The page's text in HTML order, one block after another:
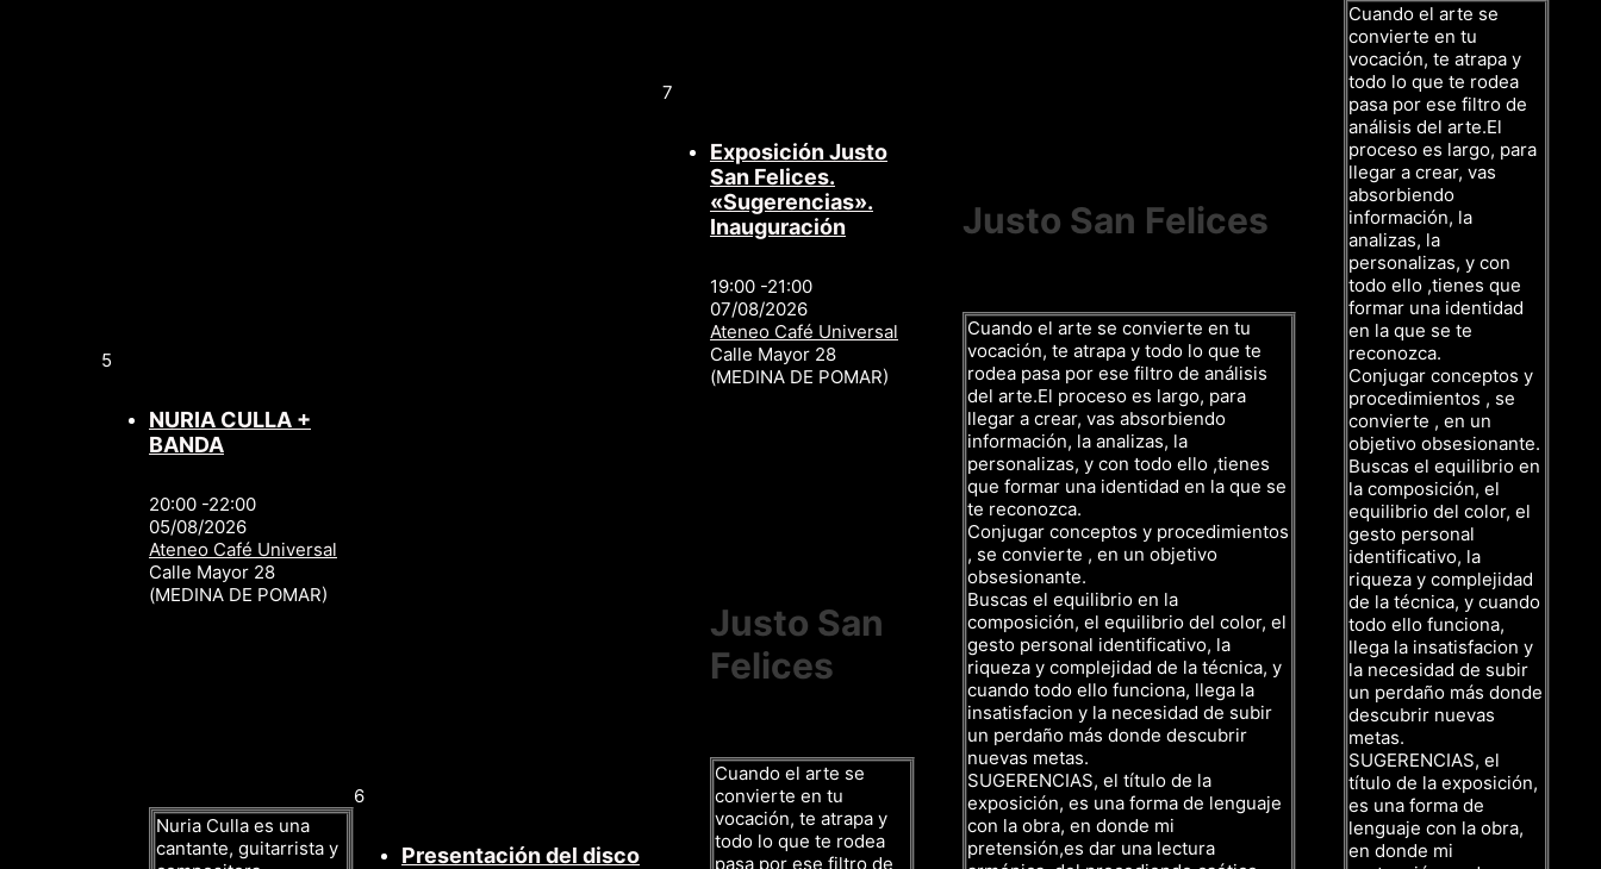
5
NURIA CULLA +
BANDA
20:00 -22:00
05/08/2026
Ateneo Café Universal
Calle Mayor 28
(MEDINA DE POMAR)
Nuria Culla es una
cantante, guitarrista y
6
Presentación del disco
7
Exposición Justo
San Felices.
«Sugerencias».
Inauguración
19:00 -21:00
07/08/2026
Ateneo Café Universal
Calle Mayor 28
(MEDINA DE POMAR)
Justo San
Felices
Cuando el arte se
convierte en tu
vocación, te atrapa y
todo lo que te rodea
pasa por ese filtro de
Justo San Felices
Cuando el arte se convierte en tu
vocación, te atrapa y todo lo que te
rodea pasa por ese filtro de análisis
del arte.El proceso es largo, para
llegar a crear, vas absorbiendo
información, la analizas, la
personalizas, y con todo ello ,tienes
que formar una identidad en la que se
te reconozca.
Conjugar conceptos y procedimientos
, se convierte , en un objetivo
obsesionante.
Buscas el equilibrio en la
composición, el equilibrio del color, el
gesto personal identificativo, la
riqueza y complejidad de la técnica, y
cuando todo ello funciona, llega la
insatisfacion y la necesidad de subir
un perdaño más donde descubrir
nuevas metas.
SUGERENCIAS, el título de la
exposición, es una forma de lenguaje
con la obra, en donde mi
pretensión,es dar una lectura
Cuando el arte se
convierte en tu
vocación, te atrapa y
todo lo que te rodea
pasa por ese filtro de
análisis del arte.El
proceso es largo, para
llegar a crear, vas
absorbiendo
información, la
analizas, la
personalizas, y con
todo ello ,tienes que
formar una identidad
en la que se te
reconozca.
Conjugar conceptos y
procedimientos , se
convierte , en un
objetivo obsesionante.
Buscas el equilibrio en
la composición, el
equilibrio del color, el
gesto personal
identificativo, la
riqueza y complejidad
de la técnica, y cuando
todo ello funciona,
llega la insatisfacion y
la necesidad de subir
un perdaño más donde
descubrir nuevas
metas.
SUGERENCIAS, el
título de la exposición,
es una forma de
lenguaje con la obra,
en donde mi